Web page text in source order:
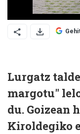
Lurgatz
margotu"
du. Goizean
Kiroldegiko